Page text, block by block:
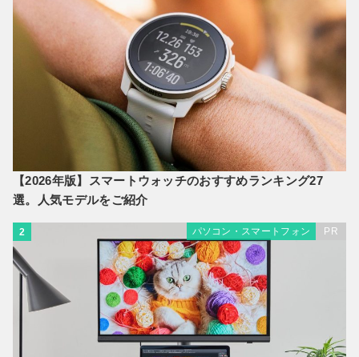
【2026年版】スマートウォッチのおすすめランキング27
選。人気モデルをご紹介
2 パソコン・スマートフォン PR